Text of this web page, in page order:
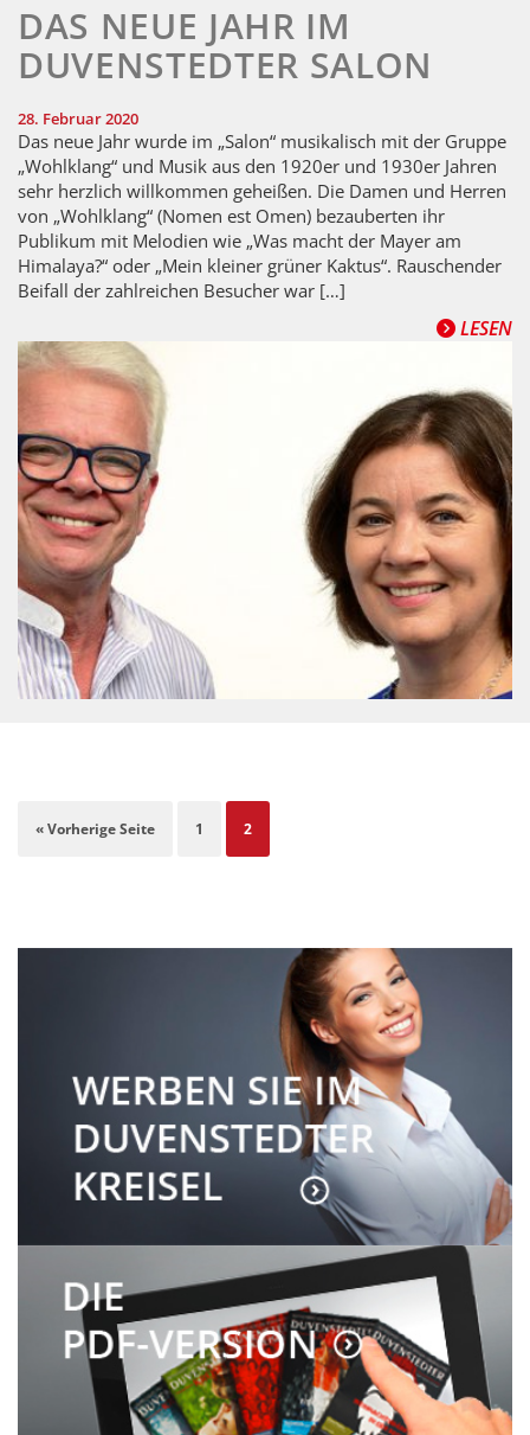
DAS NEUE JAHR IM
DUVENSTEDTER SALON
28. Februar 2020
Das neue Jahr wurde im „Salon“ musikalisch mit der Gruppe
„Wohlklang“ und Musik aus den 1920er und 1930er Jahren
sehr herzlich willkommen geheißen. Die Damen und Herren
von „Wohlklang“ (Nomen est Omen) bezauberten ihr
Publikum mit Melodien wie „Was macht der Mayer am
Himalaya?“ oder „Mein kleiner grüner Kaktus“. Rauschender
Beifall der zahlreichen Besucher war […]
LESEN
« Vorherige Seite 1 2